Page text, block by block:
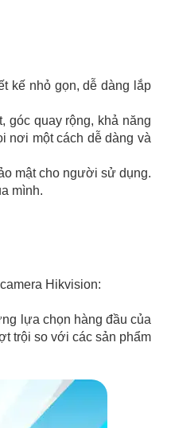
kế nhỏ gọn, dễ dàng lắp
góc quay rộng, khả năng
nơi một cách dễ dàng và
mật cho người sử dụng.
mình.
Hikvision:
lựa chọn hàng đầu của
trội so với các sản phẩm